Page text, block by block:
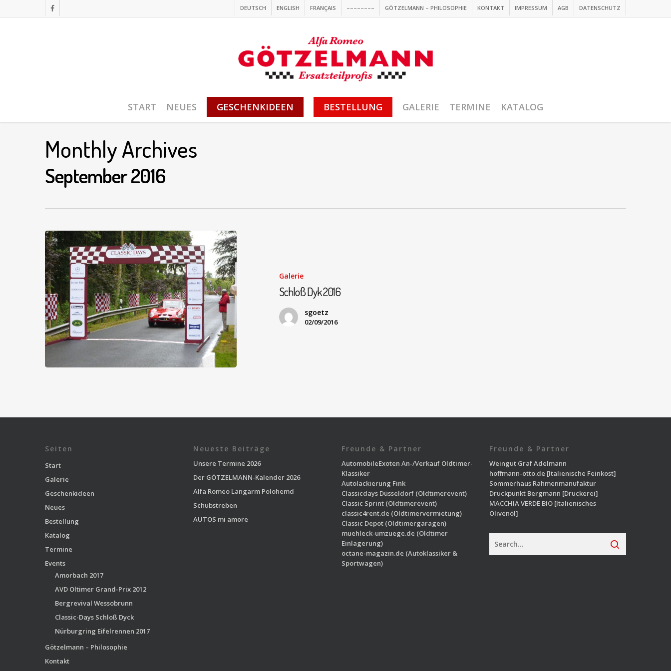
FACEBOOK DEUTSCH ENGLISH FRANÇAIS –––––––– GÖTZELMANN – PHILOSOPHIE KONTAKT IMPRESSUM AGB DATENSCHUTZ
START NEUES GESCHENKIDEEN BESTELLUNG GALERIE TERMINE KATALOG
Monthly Archives
September 2016
Galerie
Schloß Dyk 2016
sgoetz
02/09/2016
Seiten
Start
Galerie
Geschenkideen
Neues
Bestellung
Katalog
Termine
Events
Amorbach 2017
AVD Oltimer Grand-Prix 2012
Bergrevival Wessobrunn
Classic-Days Schloß Dyck
Nürburgring Eifelrennen 2017
Götzelmann – Philosophie
Kontakt
Neueste Beiträge
Unsere Termine 2026
Der GÖTZELMANN-Kalender 2026
Alfa Romeo Langarm Polohemd
Schubstreben
AUTOS mi amore
Freunde & Partner
AutomobileExoten An-/Verkauf Oldtimer-
Klassiker
Autolackierung Fink
Classicdays Düsseldorf(Oldtimerevent)
Classic Sprint(Oldtimerevent)
classic4rent.de (Oldtimervermietung)
Classic Depot(Oldtimergaragen)
muehleck-umzuege.de (Oldtimer
Einlagerung)
octane-magazin.de (Autoklassiker &
Sportwagen)
Freunde & Partner
Weingut Graf Adelmann
hoffmann-otto.de [Italienische Feinkost]
Sommerhaus Rahmenmanufaktur
Druckpunkt Bergmann [Druckerei]
MACCHIA VERDE BIO [Italienisches
Olivenöl]